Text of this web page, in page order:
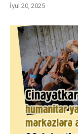
İyul 20, 2025